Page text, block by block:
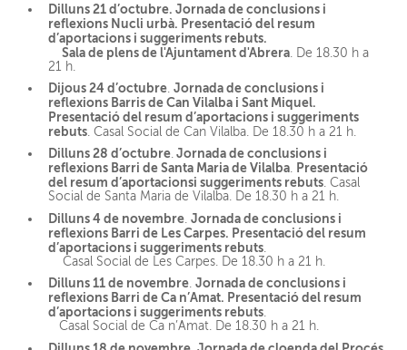
Dilluns 21 d’octubre. Jornada de conclusions i
reflexions Nucli urbà. Presentació del resum
d’aportacions i suggeriments rebuts.
Sala de plens de l'Ajuntament d'Abrera . De 18.30 h a
21 h.
Dijous 24 d’octubre .Jornada de conclusions i
reflexions Barris de Can Vilalba i Sant Miquel.
Presentació del resum d’aportacions i suggeriments
rebuts . Casal Social de Can Vilalba. De 18.30 h a 21 h.
Dilluns 28 d’octubre. Jornada de conclusions i
reflexions Barri de Santa Maria de Vilalba. Presentació
del resum d’aportacionsi suggeriments rebuts. Casal
Social de Santa Maria de Vilalba. De 18.30 h a 21 h.
Dilluns 4 de novembre .Jornada de conclusions i
reflexions Barri de Les Carpes. Presentació del resum
d’aportacions i suggeriments rebuts
Casal Social de Les Carpes. De 18.30 h a 21 h.
Dilluns 11 de novembre.Jornada de conclusions i
reflexions Barri de Ca n’Amat. Presentació del resum
d’aportacions i suggeriments rebuts.
Casal Social de Ca n’Amat. De 18.30 h a 21 h.